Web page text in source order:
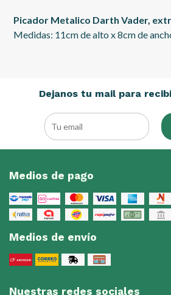
Picador Metalico Darth Vader,
Medidas: 11cm de alto x 8cm de
Dejanos tu mail para
Medios de pago
Medios de envío
Nuestras redes sociales